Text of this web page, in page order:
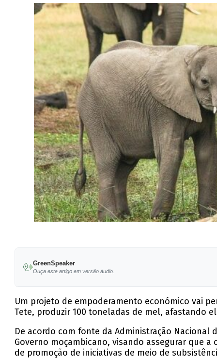
GreenSpeaker
Ouça este artigo em versão áudio.
Um projeto de empoderamento económico vai
Tete, produzir 100 toneladas de mel, afastando
De acordo com fonte da Administração Nacional
Governo moçambicano, visando assegurar que
de promoção de iniciativas de meio de